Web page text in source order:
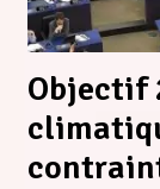
Objectif